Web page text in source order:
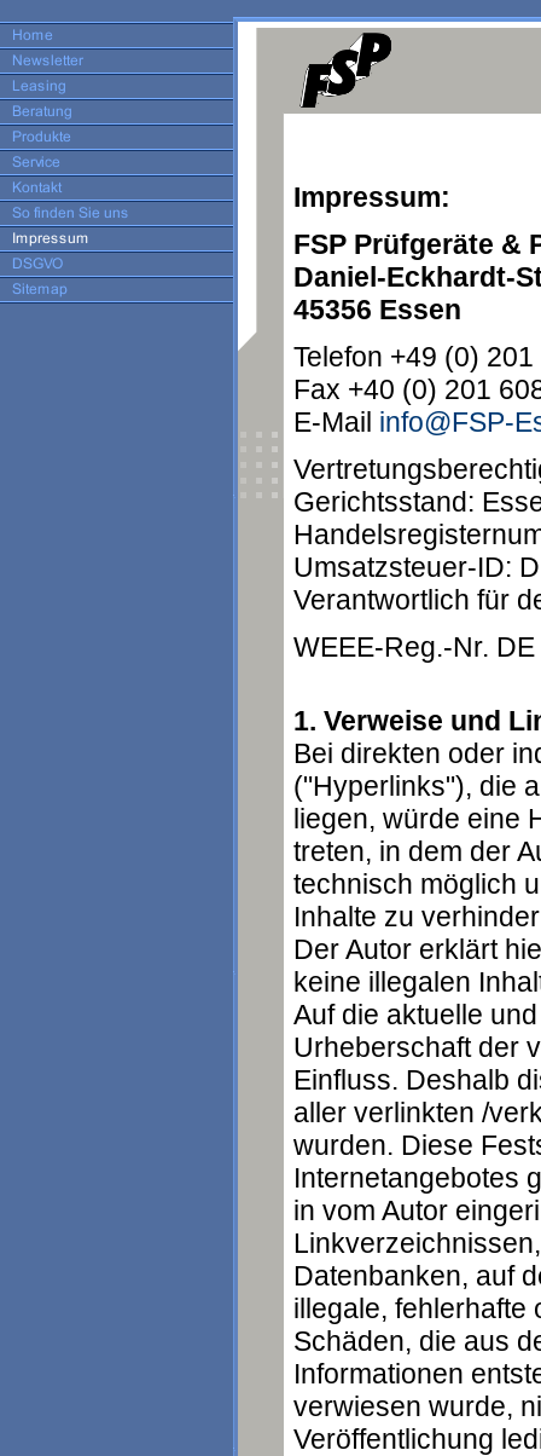
Impressum:
FSP Prüfgeräte &
Daniel-Eckhardt-
45356 Essen
Telefon +49 (0)
Fax +40 (0) 201
E-Mail info@FSP-
Gerichtsstand:
Umsatzsteuer-ID:
Verantwortlich für
WEEE-Reg.-Nr.
1. Verweise und
Bei direkten oder
("Hyperlinks"), die
liegen, würde eine
treten, in dem der
technisch möglich
Inhalte zu
Der Autor erklärt
keine illegalen
Auf die aktuelle
Urheberschaft der
Einfluss. Deshalb
aller verlinkten /
wurden. Diese
Internetangebotes
in vom Autor
Datenbanken, auf
illegale, fehlerhafte
Schäden, die aus
Informationen
verwiesen wurde,
Veröffentlichung